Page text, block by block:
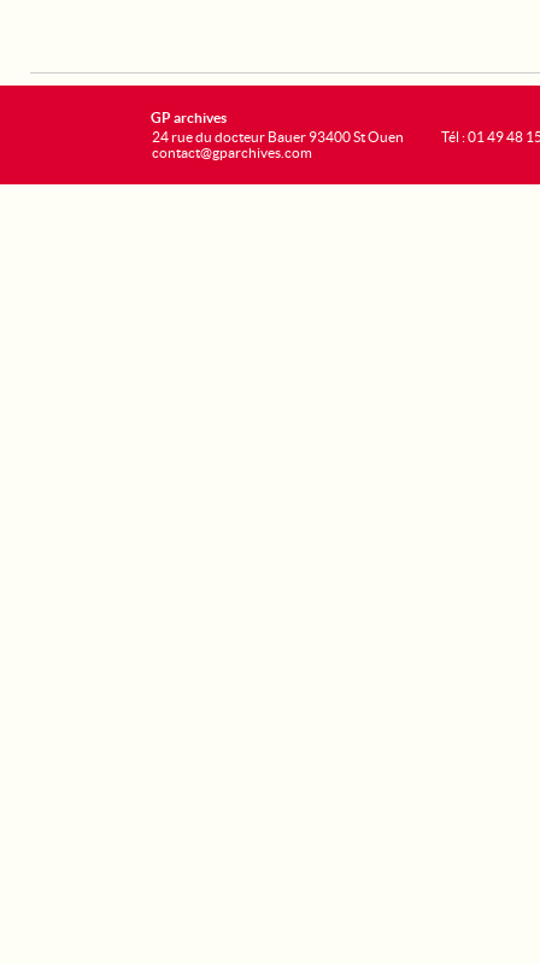
GP archives
24 rue du docteur Bauer 93400 St Ouen
contact@gparchives.com
Tél : 01 49 48